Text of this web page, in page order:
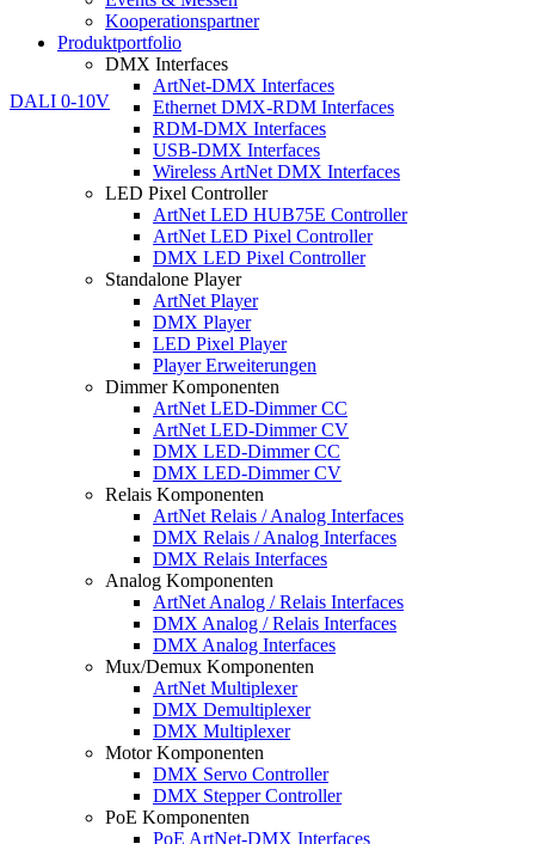
Kooperationspartner
Produktportfolio
DMX Interfaces
ArtNet-DMX Interfaces
Ethernet DMX-RDM Interfaces
RDM-DMX Interfaces
USB-DMX Interfaces
Wireless ArtNet DMX Interfaces
LED Pixel Controller
ArtNet LED HUB75E Controller
ArtNet LED Pixel Controller
DMX LED Pixel Controller
Standalone Player
ArtNet Player
DMX Player
LED Pixel Player
Player Erweiterungen
Dimmer Komponenten
ArtNet LED-Dimmer CC
ArtNet LED-Dimmer CV
DMX LED-Dimmer CC
DMX LED-Dimmer CV
Relais Komponenten
ArtNet Relais / Analog Interfaces
DMX Relais / Analog Interfaces
DMX Relais Interfaces
Analog Komponenten
ArtNet Analog / Relais Interfaces
DMX Analog / Relais Interfaces
DMX Analog Interfaces
Mux/Demux Komponenten
ArtNet Multiplexer
DMX Demultiplexer
DMX Multiplexer
Motor Komponenten
DMX Servo Controller
DMX Stepper Controller
PoE Komponenten
PoE ArtNet-DMX Interfaces